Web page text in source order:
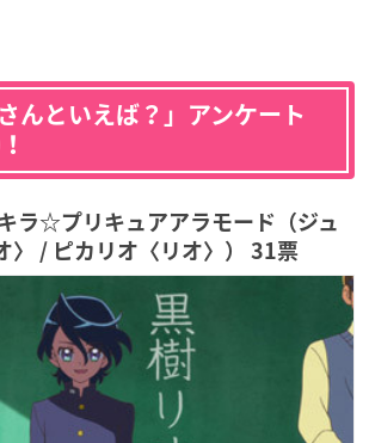
んといえば？」アンケート
ラ☆プリキュアアラモード（ジュ
〉 / ピカリオ〈リオ〉） 31票